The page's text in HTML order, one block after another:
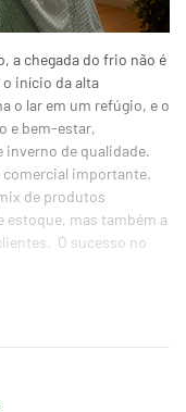
a chegada do frio não é
início da alta
o lar em um refúgio, e o
e bem-estar,
de qualidade.
importante.
de produtos
estoque, mas também a
O sucesso no